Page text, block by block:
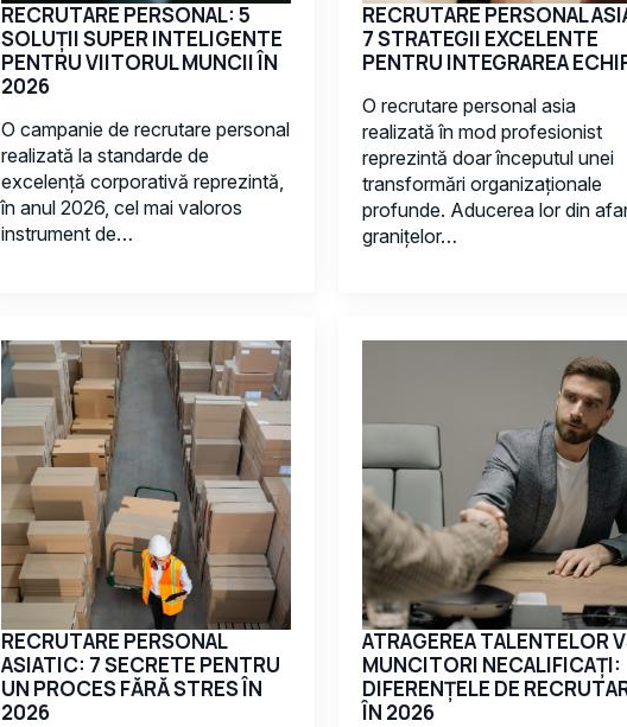
RECRUTARE PERSONAL: 5
SOLUȚII SUPER INTELIGENTE
PENTRU VIITORUL MUNCII ÎN
2026
O campanie de recrutare personal
realizată la standarde de
excelență corporativă reprezintă,
în anul 2026, cel mai valoros
instrument de…
RECRUTARE PERSONAL
7 STRATEGII EXCELENTE
PENTRU INTEGRAREA
O recrutare personal asia
realizată în mod profesionist
reprezintă doar începutul unei
transformări organizaționale
profunde. Aducerea lor din
granițelor…
RECRUTARE PERSONAL
ASIATIC: 7 SECRETE PENTRU
UN PROCES FĂRĂ STRES ÎN
2026
ATRAGEREA TALENTELOR
MUNCITORI NECALIFICAȚI:
DIFERENȚELE DE
ÎN 2026